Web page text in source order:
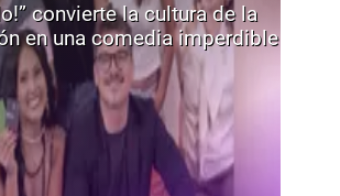
convierte la cultura de la
en una comedia imperdible